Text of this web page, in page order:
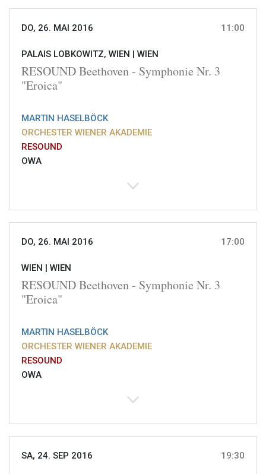
DO, 26. MAI 2016 11:00
PALAIS LOBKOWITZ, WIEN | WIEN
RESOUND Beethoven - Symphonie Nr. 3
"Eroica"
MARTIN HASELBÖCK
ORCHESTER WIENER AKADEMIE
RESOUND
OWA
DO, 26. MAI 2016 17:00
WIEN | WIEN
RESOUND Beethoven - Symphonie Nr. 3
"Eroica"
MARTIN HASELBÖCK
ORCHESTER WIENER AKADEMIE
RESOUND
OWA
SA, 24. SEP 2016 19:30